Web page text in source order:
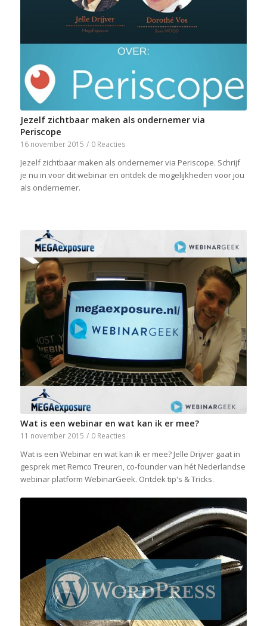
Jezelf zichtbaar maken als ondernemer via
Periscope
16 november 2015 / 0 Reacties
Jezelf zichtbaar maken als ondernemer via Periscope. Schrijf
je nu in voor dit webinar en ontdek de mogelijkheden voor jou
als ondernemer.
Wat is een webinar en wat kan ik er mee?
11 november 2015 / 0 Reacties
Wat is een Webinar en wat kan ik er mee? Jelle Drijver gaat in
gesprek met Remco Treuren, co-founder van hét Nederlandse
webinar platform WebinarGeek. Ontdek tip's & Tricks.